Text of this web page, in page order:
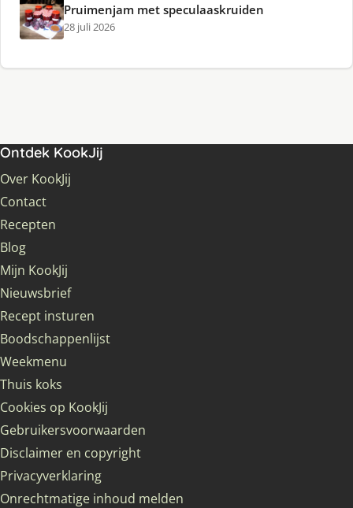
Pruimenjam met speculaaskruiden
28 juli 2026
Ontdek KookJij
Over KookJij
Contact
Recepten
Blog
Mijn KookJij
Nieuwsbrief
Recept insturen
Boodschappenlijst
Weekmenu
Thuis koks
Cookies op KookJij
Gebruikersvoorwaarden
Disclaimer en copyright
Privacyverklaring
Onrechtmatige inhoud melden